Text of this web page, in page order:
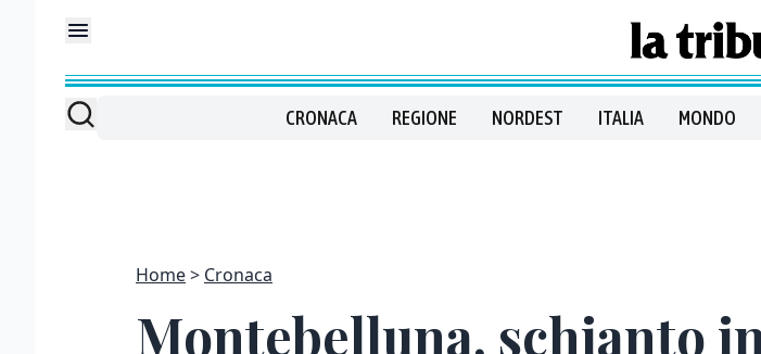
CRONACA REGIONE NORDEST ITALIA MONDO
Home Cronaca
Montebelluna, schianto